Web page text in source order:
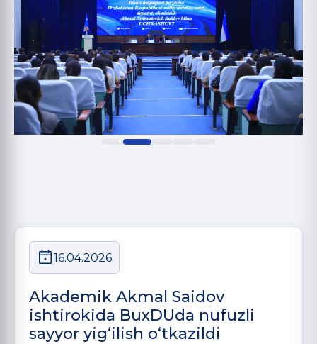
16.04.2026
Akademik Akmal Saidov
ishtirokida BuxDUda nufuzli
sayyor yig‘ilish o‘tkazildi